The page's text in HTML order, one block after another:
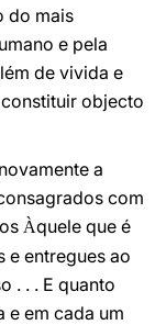
do mais
e pela
de vivida e
objecto
a
com
Àquele que é
e entregues ao
. . . E quanto
e em cada um